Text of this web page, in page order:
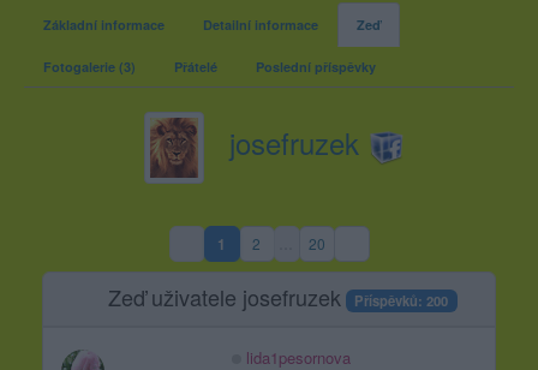
Základní informace Detailní informace Zeď
Fotogalerie (3) Přátelé Poslední příspěvky
josefruzek
1(aktuální strana)
2 20
Zeď uživatele josefruzek Příspěvků: 200
lida1pesornova